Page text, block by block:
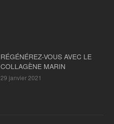
RÉGÉNÉREZ-VOUS AVEC LE
COLLAGÈNE MARIN
29 janvier 2021